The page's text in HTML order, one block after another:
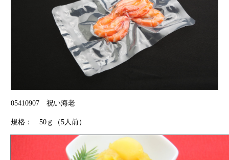
05410907 祝い海老
規格： 50 ｇ（5人前）